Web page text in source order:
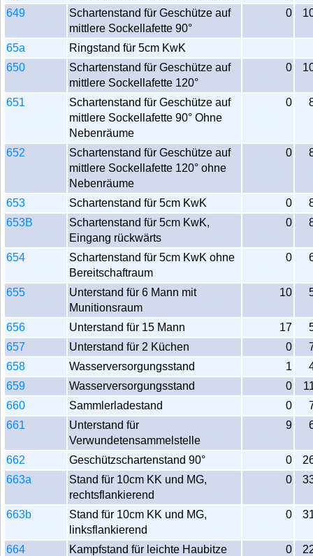
649
Schartenstand für Geschütze auf
mittlere Sockellafette 90°
0
65a
Ringstand für 5cm KwK
650
Schartenstand für Geschütze auf
mittlere Sockellafette 120°
0
651
Schartenstand für Geschütze auf
mittlere Sockellafette 90° Ohne
Nebenräume
0
652
Schartenstand für Geschütze auf
mittlere Sockellafette 120° ohne
Nebenräume
0
653 Schartenstand für 5cm KwK 0
653B
Schartenstand für 5cm KwK,
Eingang rückwärts
0
654
Schartenstand für 5cm KwK ohne
Bereitschaftraum
0
655
Unterstand für 6 Mann mit
Munitionsraum
10
656 Unterstand für 15 Mann 17
657
Unterstand für 2 Küchen 0
658
Wasserversorgungsstand 1
659
Wasserversorgungsstand 0
660
Sammlerladestand 0
661
Unterstand für
Verwundetensammelstelle
9
662 Geschützschartenstand 90° 0
663a
Stand für 10cm KK und MG,
rechtsflankierend
0
663b
Stand für 10cm KK und MG,
linksflankierend
0
664
Kampfstand für leichte Haubitze
0